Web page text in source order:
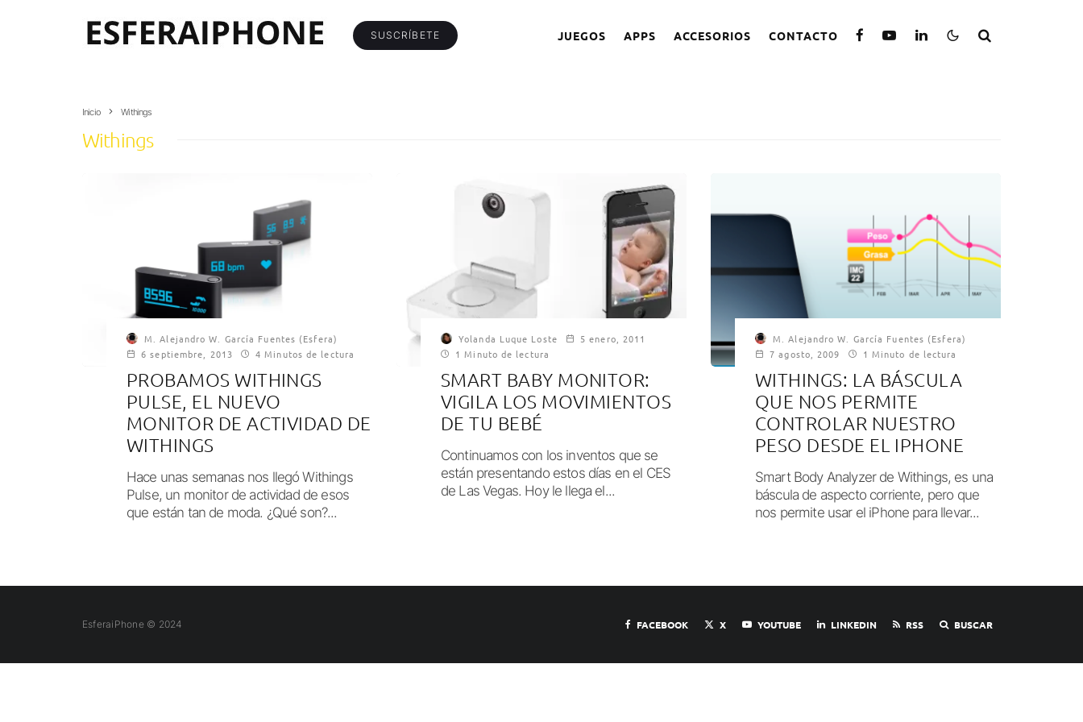
SUSCRÍBETE JUEGOS APPS ACCESORIOS CONTACTO
Inicio Withings
Withings
M. Alejandro W. García Fuentes (Esfera)
6 septiembre, 2013
4 Minutos de lectura
PROBAMOS WITHINGS
PULSE, EL NUEVO
MONITOR DE ACTIVIDAD DE
WITHINGS
Hace unas semanas nos llegó Withings
Pulse, un monitor de actividad de esos
que están tan de moda. ¿Qué son?...
Yolanda Luque Loste
5 enero, 2011
1 Minuto de lectura
SMART BABY MONITOR:
VIGILA LOS MOVIMIENTOS
DE TU BEBÉ
Continuamos con los inventos que se
están presentando estos días en el CES
de Las Vegas. Hoy le llega el...
M. Alejandro W. García Fuentes (Esfera)
7 agosto, 2009
1 Minuto de lectura
WITHINGS: LA BÁSCULA
QUE NOS PERMITE
CONTROLAR NUESTRO
PESO DESDE EL IPHONE
Smart Body Analyzer de Withings, es una
báscula de aspecto corriente, pero que
nos permite usar el iPhone para llevar...
EsferaiPhone © 2024 FACEBOOK X YOUTUBE LINKEDIN RSS BUSCAR